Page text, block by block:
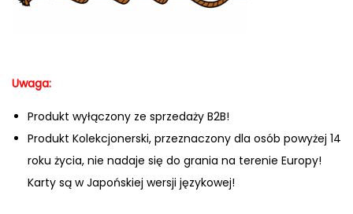
Uwaga:
Produkt wyłączony ze sprzedaży B2B!
Produkt Kolekcjonerski, przeznaczony dla osób powyżej 14
roku życia, nie nadaje się do grania na terenie Europy!
Karty są w Japońskiej wersji językowej!